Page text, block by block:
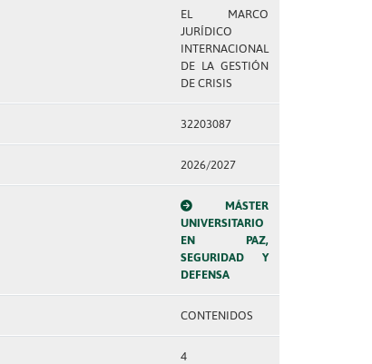
EL MARCO
JURÍDICO
INTERNACIONAL
DE LA GESTIÓN
DE CRISIS
32203087
2026/2027
MÁSTER
UNIVERSITARIO
EN PAZ,
SEGURIDAD Y
DEFENSA
CONTENIDOS
4